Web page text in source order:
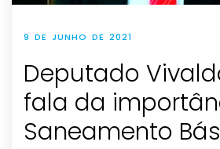
9 DE JUNHO DE 2021
Deputado
fala da
Saneamento